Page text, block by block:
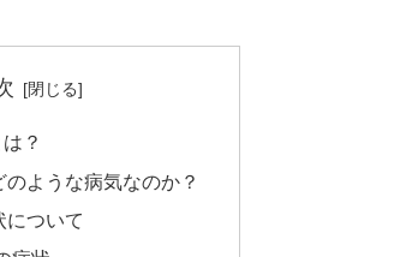
？
ような病気なのか？
について